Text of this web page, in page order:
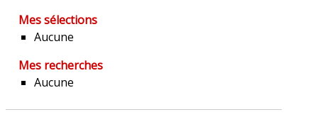
Mes sélections
Aucune
Mes recherches
Aucune